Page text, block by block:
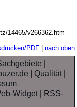
14465/v266362.htm
PDF| nach oben
|Qualität|
Widget|
RSS-